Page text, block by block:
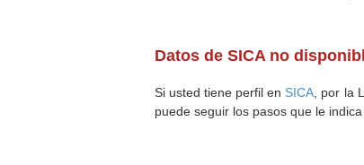
Datos de SICA no
Si usted tiene perfil en SICA , por la
puede seguir los pasos que le